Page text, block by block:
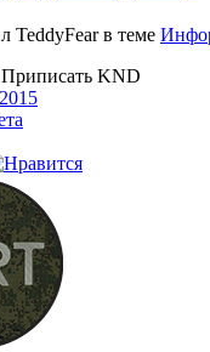
TeddyFear в теме
KND